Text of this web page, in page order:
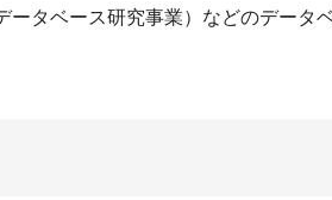
タベース研究事業）などのデータ